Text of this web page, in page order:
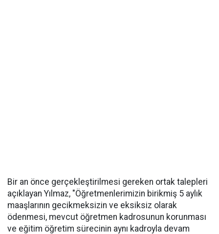
Bir an önce gerçekleştirilmesi gereken ortak talepleri
açıklayan Yılmaz, "Öğretmenlerimizin birikmiş 5 aylık
maaşlarının gecikmeksizin ve eksiksiz olarak
ödenmesi, mevcut öğretmen kadrosunun korunması
ve eğitim öğretim sürecinin aynı kadroyla devam